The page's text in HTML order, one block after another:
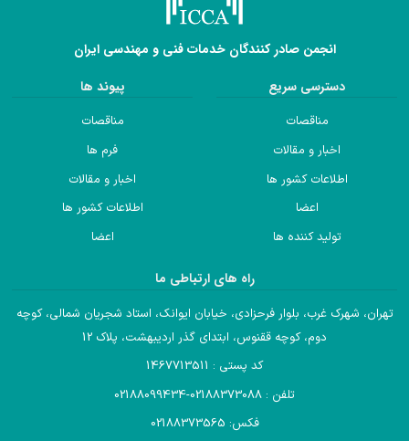
انجمن صادر کنندگان خدمات فنی و مهندسی ایران
دسترسی سریع
مناقصات
اخبار و مقالات
اطلاعات کشور ها
اعضا
تولید کننده ها
پیوند ها
مناقصات
فرم ها
اخبار و مقالات
اطلاعات کشور ها
اعضا
راه های ارتباطی ما
تهران، شهرک غرب، بلوار فرحزادی، خیابان ایوانک، استاد شجریان شمالی، کوچه
دوم، کوچه ققنوس، ابتدای گذر اردیبهشت، پلاک 12
کد پستی : 1467713511
تلفن : 02188373088-02188099434
فکس: 02188373565